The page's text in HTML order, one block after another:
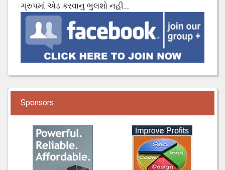
ગ્રુપમાં એડ કરવાનુ ભુલશો નહી....
Sponsors